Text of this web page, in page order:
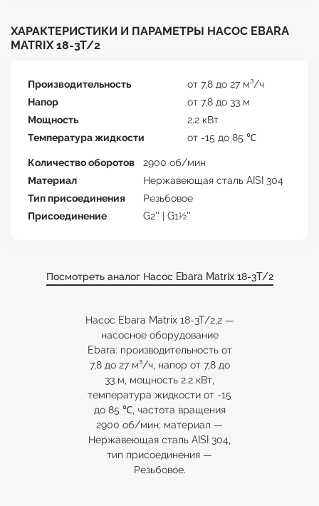
ХАРАКТЕРИСТИКИ И ПАРАМЕТРЫ НАСОС EBARA
MATRIX 18-3T/2
Производительность
от 7,8 до 27 м³/ч
Напор
от 7,8 до 33 м
Мощность
2.2 кВт
Температура жидкости
от -15 до 85 ℃
Количество оборотов
2900 об/мин
Материал
Нержавеющая сталь AISI 304
Тип присоединения
Резьбовое
Присоединение
G2'' | G1½''
Посмотреть аналог Насос Ebara Matrix 18-3T/2
Насос Ebara Matrix 18-3T/2,2 —
насосное оборудование
Ebara: производительность от
7,8 до 27 м³/ч, напор от 7,8 до
33 м, мощность 2.2 кВт,
температура жидкости от -15
до 85 ℃, частота вращения
2900 об/мин; материал —
Нержавеющая сталь AISI 304,
тип присоединения —
Резьбовое.